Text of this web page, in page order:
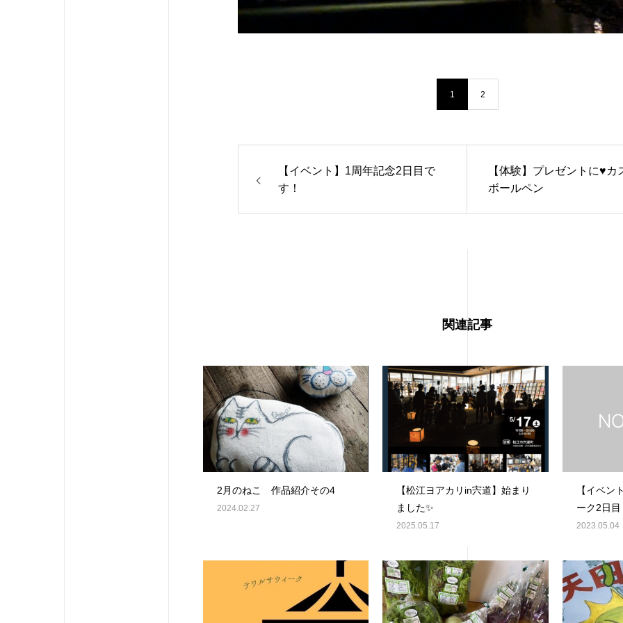
1 2
【イベント】1周年記念2日目で
す！
【体験】プレゼントに♥カ
ボールペン
関連記事
2月のねこ 作品紹介その4
2024.02.27
【松江ヨアカリin宍道】始まり
ました✨️
2025.05.17
【イベン
ーク2日目
2023.05.04